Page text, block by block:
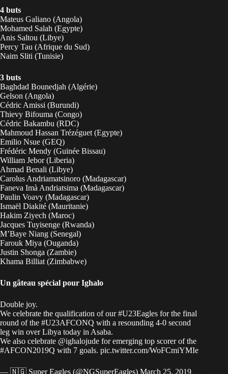
4 buts
Mateus Galiano (Angola)
Mohamed Salah (Egypte)
Anis Saltou (Libye)
Percy Tau (Afrique du Sud)
Naim Sliti (Tunisie)
3 buts
Baghdad Bounedjah (Algérie)
Gelson (Angola)
Cédric Amissi (Burundi)
Thievy Bifouma (Congo)
Cédric Bakambu (RDC)
Mahmoud Hassan Trézéguet (Egypte)
Emilio Nsue (GEQ)
Frédéric Mendy (Guinée Bissau)
William Jebor (Liberia)
Ahmad Benali (Libye)
Carolus Andriamatsinoro (Madagascar)
Faneva Imà Andriatsima (Madagascar)
Paulin Voavy (Madagascar)
Ismaël Diakité (Mauritanie)
Hakim Ziyech (Maroc)
Jacques Tuyisenge (Rwanda)
M’Baye Niang (Senegal)
Farouk Miya (Ouganda)
Justin Shonga (Zambie)
Khama Billiat (Zimbabwe)
Un gâteau spécial pour Ighalo
Double joy.
We celebrate the qualification of our#U23Eagles for the final
round of the #U23AFCONQ with a resounding 4-0 second
leg win over Libya today in Asaba.
We also celebrate @ighalojude for emerging top scorer of the
#AFCON2019Q with 7 goals. pic.twitter.com/WoFCmiYMIe
— 🇳🇬 Super Eagles (@NGSuperEagles) March 25, 2019